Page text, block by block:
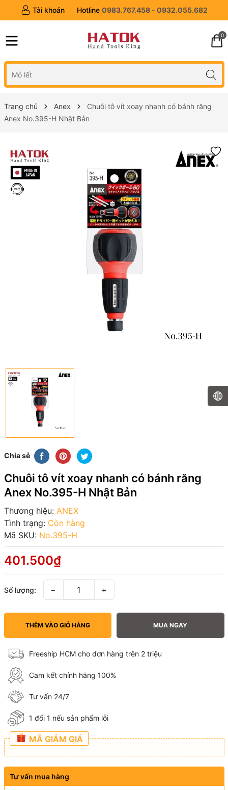
Tài khoản Hotline 0983.767.458 - 0932.055.682
0
Trang chủ Anex
Chuôi tô vít xoay nhanh có bánh răng
Anex No.395-H Nhật Bản
Chia sẻ
Chuôi tô vít xoay nhanh có bánh răng
Anex No.395-H Nhật Bản
Thương hiệu: ANEX
Tình trạng: Còn hàng
Mã SKU: No.395-H
401.500₫
Số lượng: − +
THÊM VÀO GIỎ HÀNG MUA NGAY
Freeship HCM cho đơn hàng trên 2 triệu
Cam kết chính hãng 100%
Tư vấn 24/7
1 đổi 1 nếu sản phẩm lỗi
MÃ GIẢM GIÁ
Tư vấn mua hàng